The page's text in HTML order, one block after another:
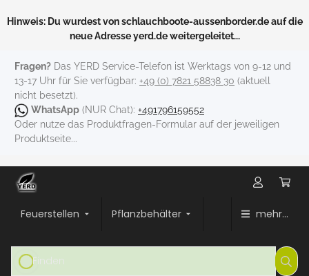
Hinweis: Du wurdest von schlauchboote-aussenborder.de auf die
neue Adresse yerd.de weitergeleitet...
Fragen? Das YERD Service-Telefon ist Werktags von 9-12 und
13-17 Uhr für Sie verfügbar: +49 (0) 7821 58838 30 (aktuell
nicht besetzt).
WhatsApp (NUR Chat): +491796159552
Oder nutze das Produktfragen-Formular auf der jeweiligen
Produktseite...
Feuerstellen Pflanzbehälter mehr...